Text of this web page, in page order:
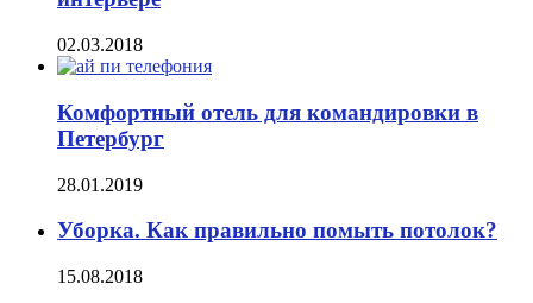
02.03.2018
Комфортный отель для командировки в
Петербург
28.01.2019
Уборка. Как правильно помыть потолок?
15.08.2018